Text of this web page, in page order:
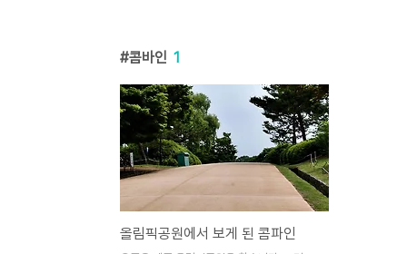
콤바인 1
올림픽공원에서 보게 된 콤파인